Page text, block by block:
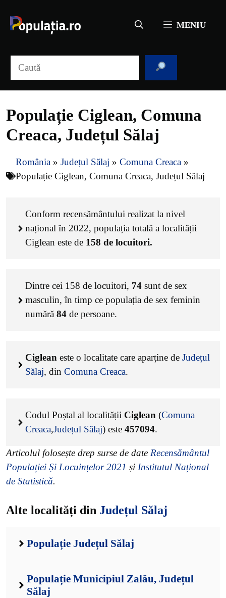
conținut
MENIU
Populație Ciglean, Comuna
Creaca, Județul Sălaj
România » Județul Sălaj » Comuna Creaca »
Populație Ciglean, Comuna Creaca, Județul Sălaj
Conform recensământului realizat la nivel
național în 2022, populația totală a localității
Ciglean este de 158 de locuitori.
Dintre cei 158 de locuitori, 74 sunt de sex
masculin, în timp ce populația de sex feminin
numără 84 de persoane.
Ciglean este o localitate care aparține de Județul
Sălaj, din Comuna Creaca.
Codul Poștal al localității Ciglean (Comuna
Creaca,Județul Sălaj) este 457094.
Articolul folosește drep surse de date Recensământul
Populației Și Locuințelor 2021 și Institutul Național
de Statistică.
Alte localități din Județul Sălaj
Populație Județul Sălaj
Populație Municipiul Zalău, Județul
Sălaj